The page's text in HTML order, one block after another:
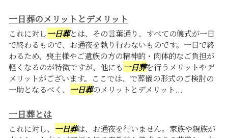
一日葬のメリットとデメリット
これに対し一日葬とは、その言葉通り、すべての儀式が一日
で終わるもので、お通夜を執り行わないものです。一日で終
わるため、喪主様やご遺族の方の精神的・肉体的なご負担が
軽くなるのが特徴ですが、他にも 一日葬を行うメリットやデ
メリットがございます。ここでは、で葬儀の形式のご検討の
一助となるべく、 一日葬のメリットとデメリット...
一日葬とは
これに対し、 一日葬は、お通夜を行いません。家族や親族が